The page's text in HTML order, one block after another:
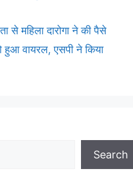
से महिला दारोगा ने की पैसे
हुआ वायरल, एसपी ने किया
Search